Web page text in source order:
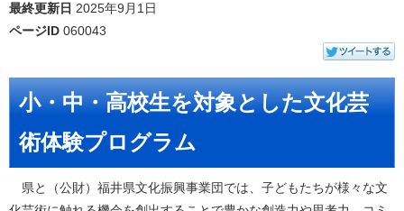
最終更新日 2025年9月1日
ページID 060043
小・中・高校生を対象とした文化芸
術体験プログラム
県と（公財）福井県文化振興事業団では、子どもたちが様々な文